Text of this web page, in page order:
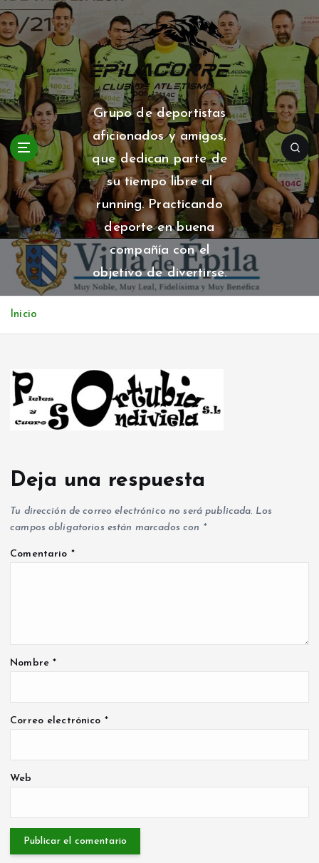
S
a
l
t
a
r
a
l
e
n
i
Grupo de deportistas
aficionados y amigos,
que dedican parte de
su tiempo libre al
running. Practicando
deporte en buena
compañía con el
objetivo de divertirse.
Inicio
Deja una respuesta
Tu dirección de correo electrónico no será publicada. Los
campos obligatorios están marcados con *
Comentario *
Nombre*
Correo electrónico *
Web